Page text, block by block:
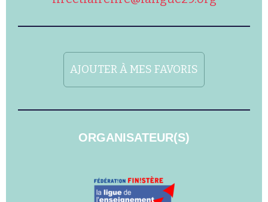
AJOUTER À MES FAVORIS
ORGANISATEUR(S)